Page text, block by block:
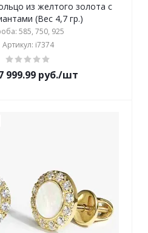
из желтого золота с
(Вес 4,7 гр.)
585, 750, 925
Артикул: i7374
999.99 руб./шт